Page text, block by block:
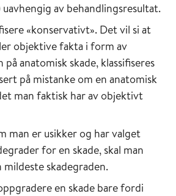
av behandlingsresultat.
«konservativt». Det vil si at
objektive fakta i form av
anatomisk skade, klassifiseres
på mistanke om en anatomisk
man faktisk har av objektivt
man er usikker og har valget
for en skade, skal man
skadegraden.
en skade bare fordi